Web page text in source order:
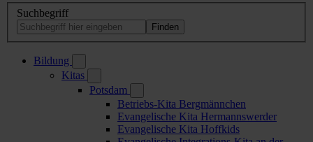
Suchbegriff
Bildung
Kitas
Potsdam
Betriebs-Kita Bergmännchen
Evangelische Kita Hermannswerder
Evangelische Kita Hoffkids